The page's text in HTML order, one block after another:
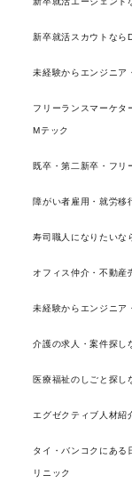
新卒就活スカウトなら
未経験からエンジニア
フリーランスマーケタ
Mテック
既卒・第二新卒・フリ
障がい者雇用・就労移
寿司職人になりたいな
オフィス仲介・不動産
未経験からエンジニア
介護の求人・案件探し
医療福祉のしごと探し
エグゼクティブ人材紹
タイ・バンコクにある
リニック